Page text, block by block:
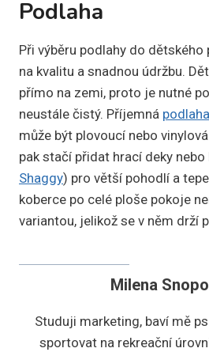
Podlaha
Při výběru podlahy do
na kvalitu a snadnou údržbu.
přímo na zemi, proto je nutné
neustále čistý. Příjemná podlaha
může být plovoucí nebo
pak stačí přidat hrací deky
Shaggy) pro větší pohodlí a
koberce po celé ploše pokoje
variantou, jelikož se v něm drží
Milena
Studuji marketing, baví mě
sportovat na rekreační